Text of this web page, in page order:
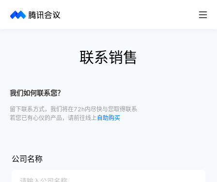
取消
联系销售
我们如何联系您？
留下联系方式，我们将在72h内尽快与您取得联系
若您已有心仪的产品，请前往线上自助购买
公司名称